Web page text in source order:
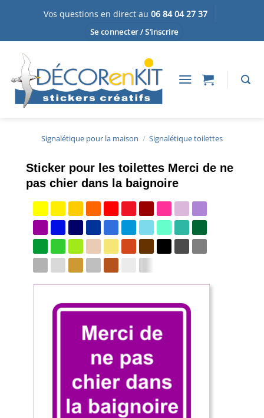
Vos questions en direct au 06 84 04 27 37
Se connecter / S’inscrire
Signalétique pour la maison / Signalétique toilettes
Sticker pour les toilettes Merci de ne
pas chier dans la baignoire